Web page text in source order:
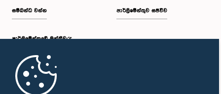
සම්බන්ධ වන්න
පාර්ලි‌මේන්තුවේ මන්ත්‍රීවරු
මුල් පිටුව
පාර්ලිමේන්තුව සජීවීව